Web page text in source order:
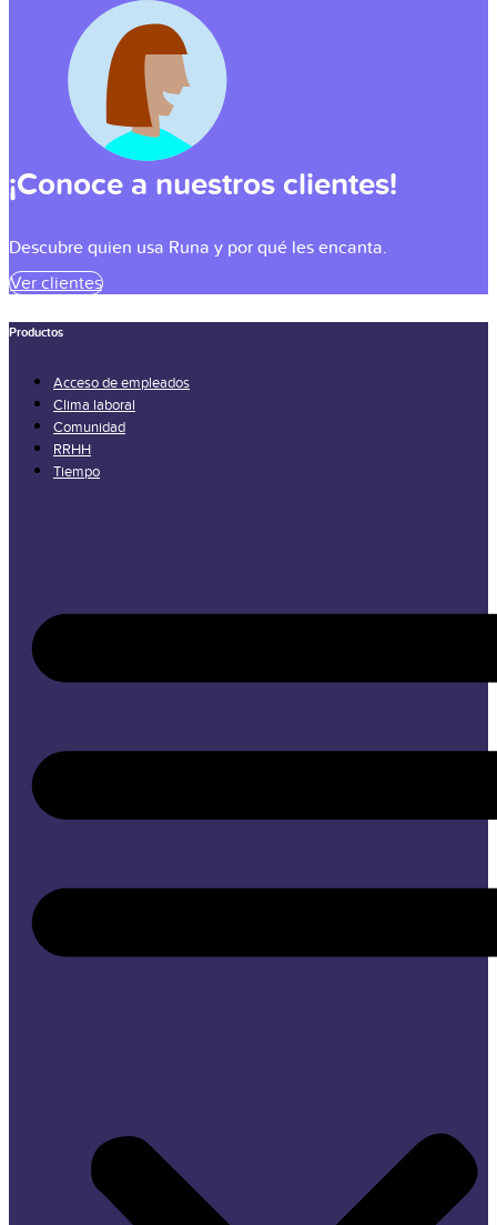
¡Conoce a nuestros clientes!
Descubre quien usa Runa y por qué les encanta.
Ver clientes
Productos
Acceso de empleados
Clima laboral
Comunidad
RRHH
Tiempo